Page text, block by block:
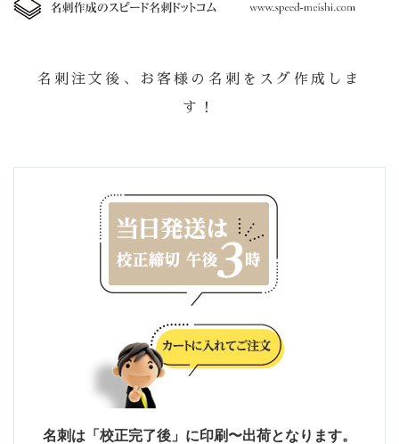
名刺注文後、お客様の名刺をスグ作成しま
す！
名刺は「校正完了後」に印刷〜出荷となります。